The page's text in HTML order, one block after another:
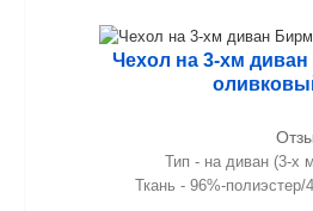
Чехол на 3-хм
Тип - на диван (3-х
Ткань - 96%-полиэстер/